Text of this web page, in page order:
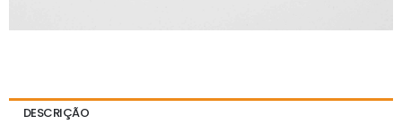
DESCRIÇÃO